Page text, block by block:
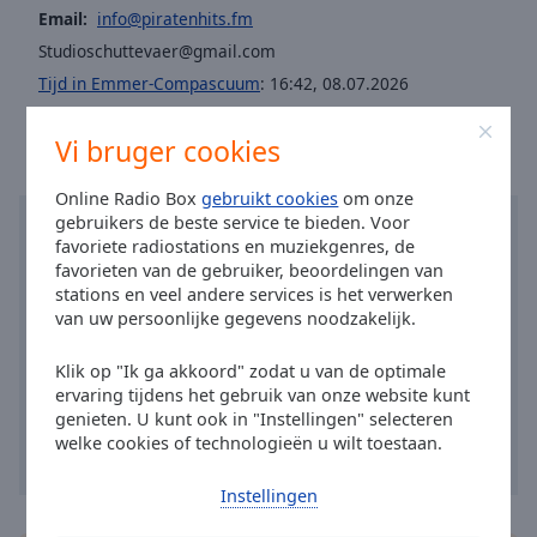
Vi bruger cookies
Online Radio Boxgebruikt cookies om onze
gebruikers de beste service te bieden. Voor
favoriete radiostations en muziekgenres, de
favorieten van de gebruiker, beoordelingen van
stations en veel andere services is het verwerken
van uw persoonlijke gegevens noodzakelijk.
Klik op "Ik ga akkoord" zodat u van de optimale
ervaring tijdens het gebruik van onze website kunt
genieten. U kunt ook in "Instellingen" selecteren
welke cookies of technologieën u wilt toestaan.
Instellingen
Area
Background
Color
Family
Email: info@piratenhits.fm
Studioschuttevaer@gmail.com
Tijd in Emmer-Compascuum: 16:42, 08.07.2026